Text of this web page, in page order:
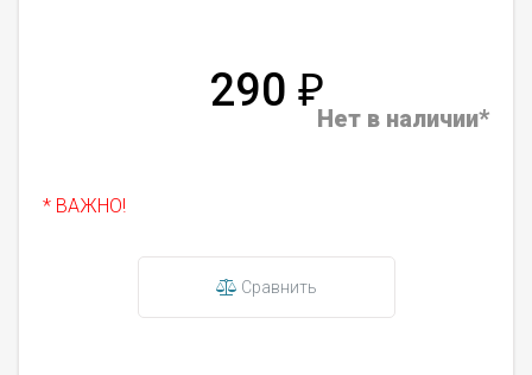
290 ₽
Нет в наличии*
* ВАЖНО!
Сравнить